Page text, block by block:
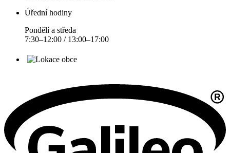
Úřední hodiny
Pondělí a středa
7:30–12:00 / 13:00–17:00